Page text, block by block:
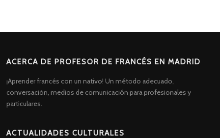
ACERCA DE PROFESOR DE FRANCÉS EN MADRID
¡Aprender francés con un nativo! Un método adecuado,
conversación, medios de comunicación para profesionales y
particulares.
ACTUALIDADES CULTURALES